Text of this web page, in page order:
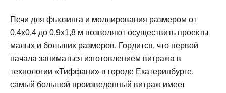
Печи для фьюзинга и моллирования размером от
0,4х0,4 до 0,9х1,8 м позволяют осуществить проекты
малых и больших размеров. Гордится, что первой
начала заниматься изготовлением витража в
технологии «Тиффани» в городе Екатеринбурге,
самый большой произведенный витраж имеет